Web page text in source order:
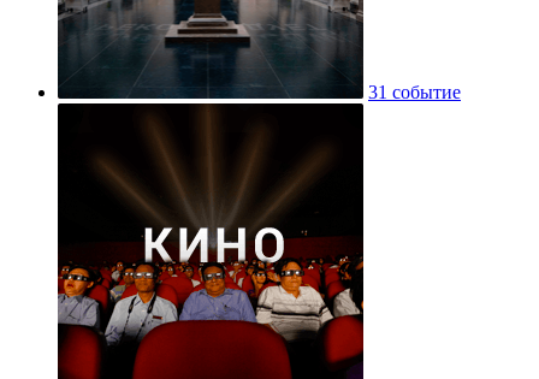
31 событие